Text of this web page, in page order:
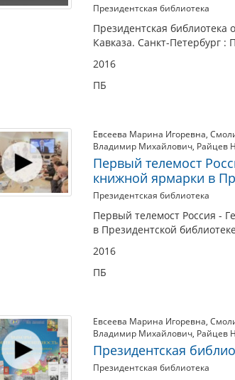
Президентская библиотека
Президентская
Кавказа. Санкт-Петербург :
2016
ПБ
Евсеева Марина Игоревна,
Владимир Михайлович, Райцев
Первый телемост
книжной ярмарки в
Президентская библиотека
Первый телемост Россия -
в Президентской
2016
ПБ
Евсеева Марина Игоревна,
Владимир Михайлович, Райцев
Президентская
Президентская библиотека